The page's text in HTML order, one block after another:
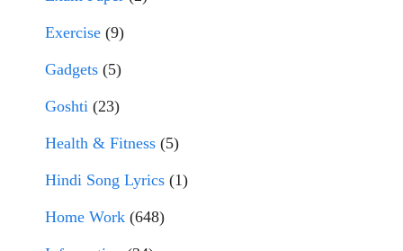
Exercise (9)
Gadgets (5)
Goshti (23)
Health & Fitness (5)
Hindi Song Lyrics (1)
Home Work (648)